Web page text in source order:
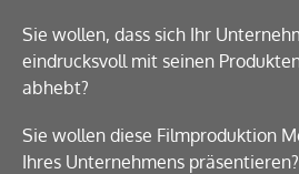
Sie wollen, dass sich Ihr
eindrucksvoll mit seinen
abhebt?
Sie wollen diese Filmproduktion
Ihres Unternehmens präsentieren?